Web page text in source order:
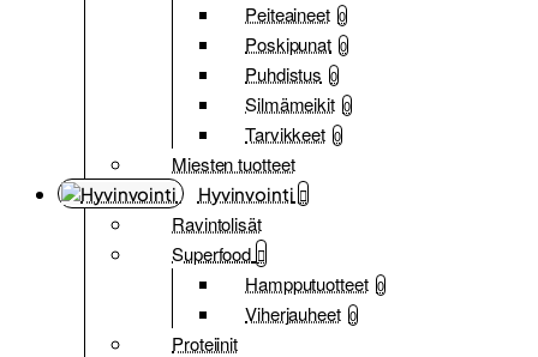
Peiteaineet 0
Poskipunat 0
Puhdistus 0
Silmämeikit 0
Tarvikkeet 0
Miesten tuotteet
Hyvinvointi
Ravintolisät
Superfood
Hampputuotteet 0
Viherjauheet 0
Proteiinit